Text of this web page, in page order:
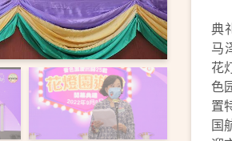
典
马
花
色
置
国